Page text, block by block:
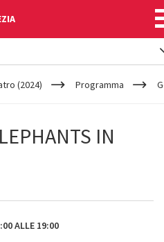
(2024) Programma
IN
ALLE 19:00